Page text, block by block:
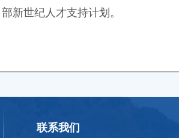
部新世纪人才支持计划。
联系我们